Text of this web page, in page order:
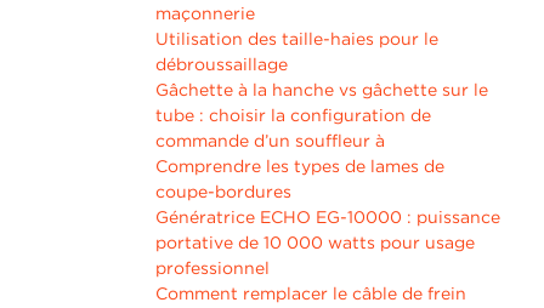
maçonnerie
Utilisation des taille-haies pour le
débroussaillage
Gâchette à la hanche vs gâchette sur le
tube : choisir la configuration de
commande d’un souffleur à
Comprendre les types de lames de
coupe-bordures
Génératrice ECHO EG-10000 : puissance
portative de 10 000 watts pour usage
professionnel
Comment remplacer le câble de frein